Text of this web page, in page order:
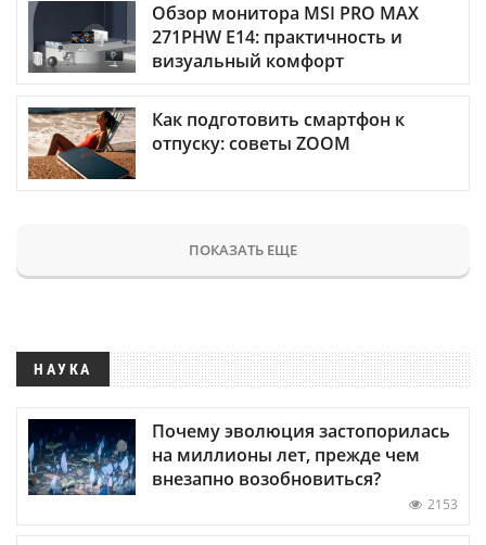
Обзор монитора MSI PRO MAX
271PHW E14: практичность и
визуальный комфорт
Как подготовить смартфон к
отпуску: советы ZOOM
ПОКАЗАТЬ ЕЩЕ
НАУКА
Почему эволюция застопорилась
на миллионы лет, прежде чем
внезапно возобновиться?
2153